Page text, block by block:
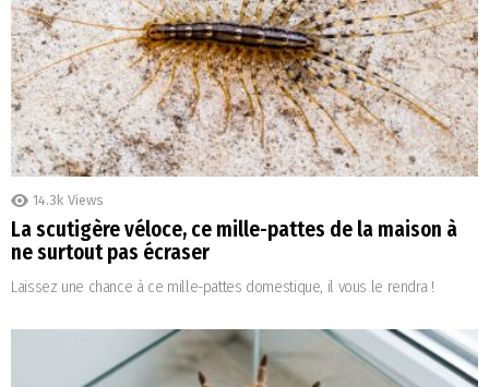
14.3k Views
La scutigère véloce, ce mille-pattes de la maison à
ne surtout pas écraser
Laissez une chance à ce mille-pattes domestique, il vous le rendra !